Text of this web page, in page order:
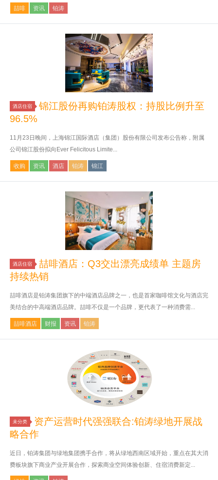
喆啡 资讯 铂涛
酒店住宿
锦江股份再购铂涛股权：持股比例升至
96.5%
11月23日晚间，上海锦江国际酒店（集团）股份有限公司发布公告称，附属
公司锦江股份拟向Ever Felicitous Limite...
收购 资讯 酒店 铂涛 锦江
酒店住宿
喆啡酒店：Q3交出漂亮成绩单 主题房
持续热销
喆啡酒店是铂涛集团旗下的中端酒店品牌之一，也是首家咖啡馆文化与酒店完
美结合的中高端酒店品牌。喆啡不仅是一个品牌，更代表了一种消费需...
喆啡酒店 财报 资讯 铂涛
未分类
资产运营时代强强联合:铂涛绿地开展战
略合作
近日，铂涛集团与绿地集团携手合作，将从绿地西南区域开始，重点在其大消
费板块旗下商业产业开展合作，探索商业空间体验创新、住宿消费新定...